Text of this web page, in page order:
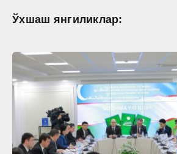
Ўхшаш янгиликлар: